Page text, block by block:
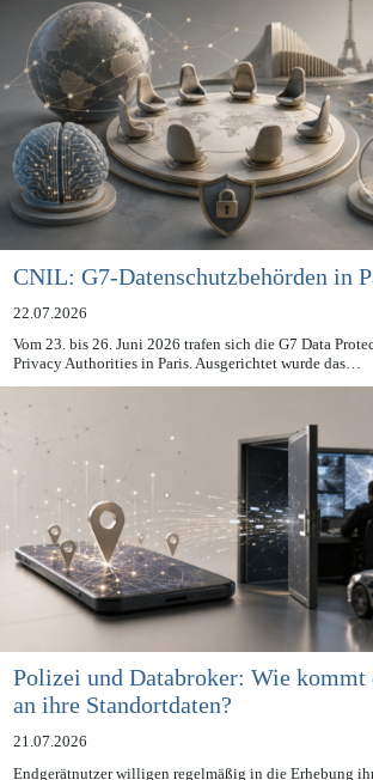
CNIL: G7-Datenschutzbehörden in
22.07.2026
Vom 23. bis 26. Juni 2026 trafen sich die G7 Data
Privacy Authorities in Paris. Ausgerichtet wurde das…
Polizei und Databroker: Wie kommt
an ihre Standortdaten?
21.07.2026